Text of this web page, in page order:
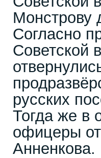
Монстрову
Согласно
Советской
русских
Тогда же в
офицеры
Анненкова.